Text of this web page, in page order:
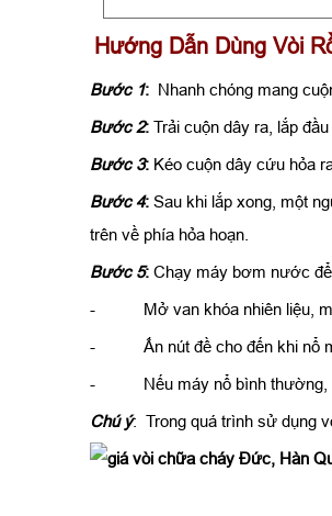
Hướng Dẫn Dùng Vòi
Bước 1: Nhanh chóng mang
Bước 2: Trải cuộn dây ra, lắp
Bước 3: Kéo cuộn dây cứu hỏa
Bước 4: Sau khi lắp xong, một
trên về phía hỏa hoạn.
Bước 5: Chạy máy bơm nước
- Mở van khóa nhiên liệu, mở
- Ấn nút đề cho đến khi nổ
- Nếu máy nổ bình thường,
Chú ý: Trong quá trình sử dụng